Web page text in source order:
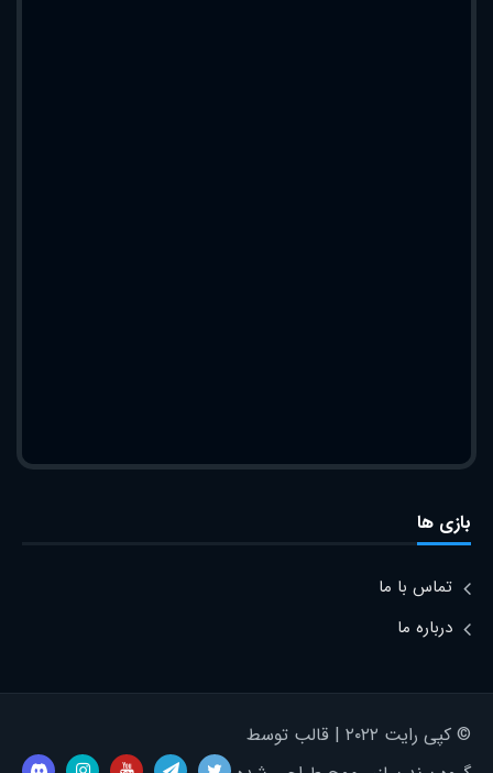
بازی ها
تماس با ما
درباره ما
© کپی رایت ۲۰۲۲ | قالب توسط